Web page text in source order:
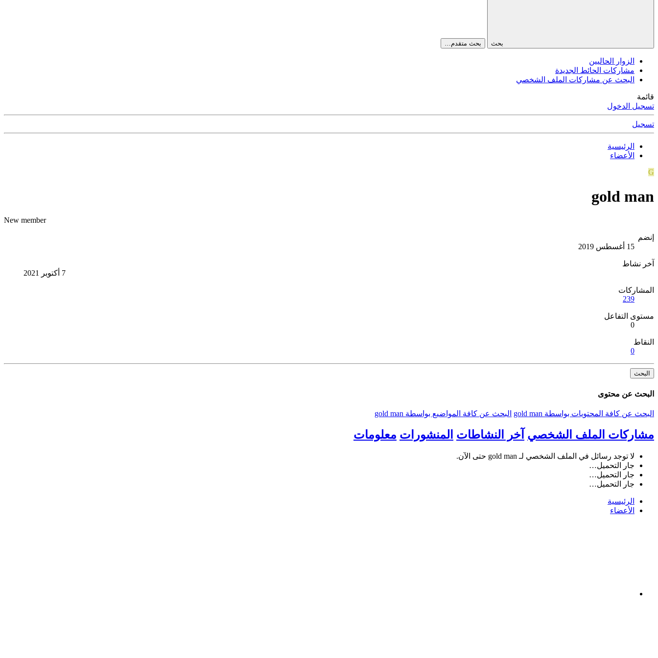
بحث بحث متقدم…
الزوار الحاليين
مشاركات الحائط الجديدة
البحث عن مشاركات الملف الشخصي
قائمة
تسجيل الدخول
تسجيل
الرئيسية
الأعضاء
G
gold man
New member
إنضم
15 أغسطس 2019
آخر نشاط
7 أكتوبر 2021
المشاركات
239
مستوى التفاعل
0
النقاط
0
البحث
البحث عن محتوى
البحث عن كافة المحتويات بواسطة gold man البحث عن كافة المواضيع بواسطة gold man
مشاركات الملف الشخصي آخر النشاطات المنشورات معلومات
لا توجد رسائل في الملف الشخصي لـ gold man حتى الآن.
جار التحميل…
جار التحميل…
جار التحميل…
الرئيسية
الأعضاء